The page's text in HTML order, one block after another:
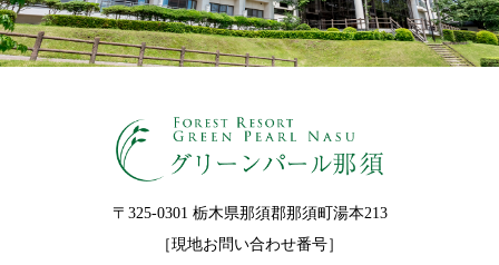
〒325-0301 栃木県那須郡那須町湯本213
［現地お問い合わせ番号］